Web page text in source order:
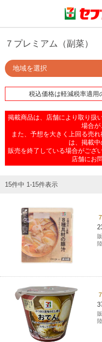
商品のご案内
商品のご案内トップ
今週の新商品
商品カテゴリ一覧
ギフト
プリペイドカード・金券
ニンテンドー・ダウンロード
セール・キャンペーン
サービス
nanacoトップ
コピー
プリント
スキャン
ファクス
宅配便
切手・はがき・印紙
セブン銀行ATM
ご利用可能なお支払い方法
チケットサービス
セブンチケット
チケットぴあ
イープラス
セブン‐イレブンでお受取り
タワーレコード
セブンネットショッピング
停電時のサービス停止のお知
企業情報トップ
ニュースリリース
ごあいさつ
企業理念
会社概要
貸借対照表・損益計算書
私たちの取組み
サステナビリティ
サステナビリティトップ
セブン＆アイ・ホールディン
サステナビリティ活動基本方針
サステナビリティ推進体制
GREEN CHALLENGE 2050
加盟店オーナー募集
店舗検索
お問い合わせ
Language
７プレミアム（副菜）
地域を選択
税込価格は軽減税率適用
掲載商品は、店舗により取り扱
場合が
また、予想を大きく上回る売
は、掲載
販売を終了している場合がござ
店舗にお
15件中 1-15件表示